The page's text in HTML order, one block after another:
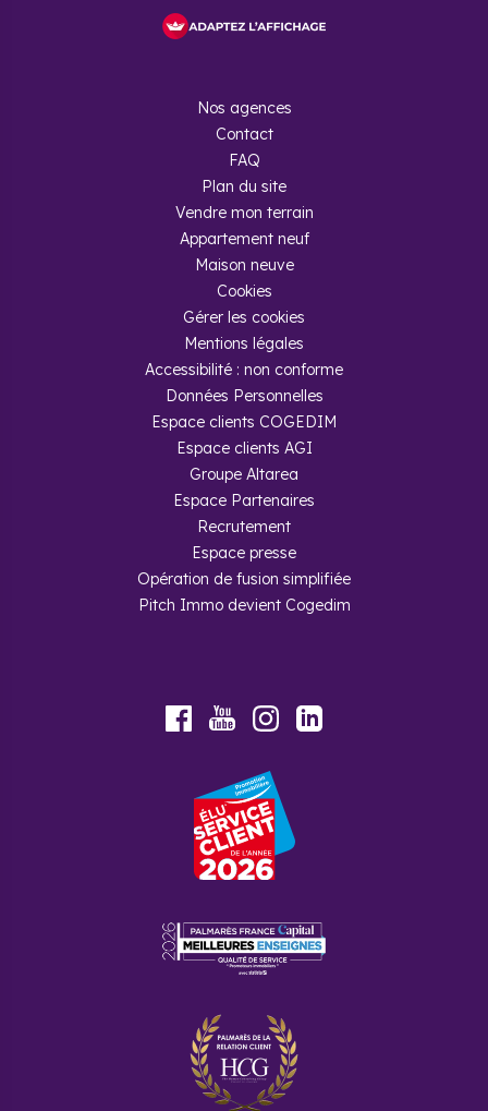
Nos agences
Contact
FAQ
Plan du site
Vendre mon terrain
Appartement neuf
Maison neuve
Cookies
Gérer les cookies
Mentions légales
Accessibilité : non conforme
Données Personnelles
Espace clients COGEDIM
Espace clients AGI
Groupe Altarea
Espace Partenaires
Recrutement
Espace presse
Opération de fusion simplifiée
Pitch Immo devient Cogedim
FacebookYoutubeInstagram